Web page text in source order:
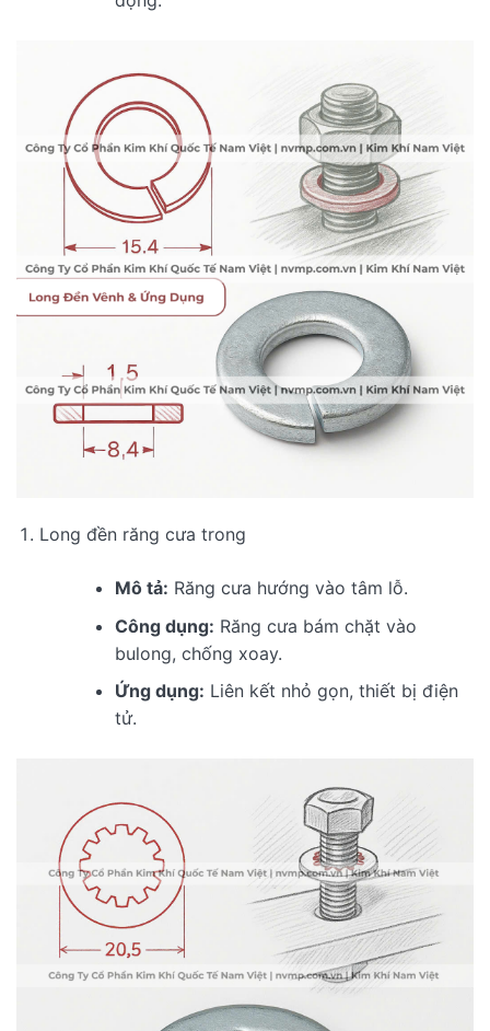
Long đền răng cưa trong
Mô tả: Răng cưa hướng vào tâm lỗ.
Công dụng: Răng cưa bám chặt vào
bulong, chống xoay.
Ứng dụng: Liên kết nhỏ gọn, thiết bị điện
tử.